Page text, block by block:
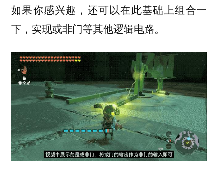
如果你感兴趣，还可以在此基础上组合一
下，实现或非门等其他逻辑电路。